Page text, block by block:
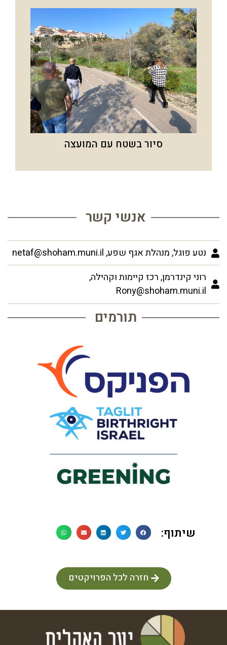
סיור בשטח עם המועצה
אנשי קשר
נטע פוגל, מנהלת אגף שפע, netaf@shoham.muni.il
רוני קינדרמן, רכז קיימות וקהילה,
Rony@shoham.muni.il
תורמים
שיתוף:
חזרה לכל הפרויקטים